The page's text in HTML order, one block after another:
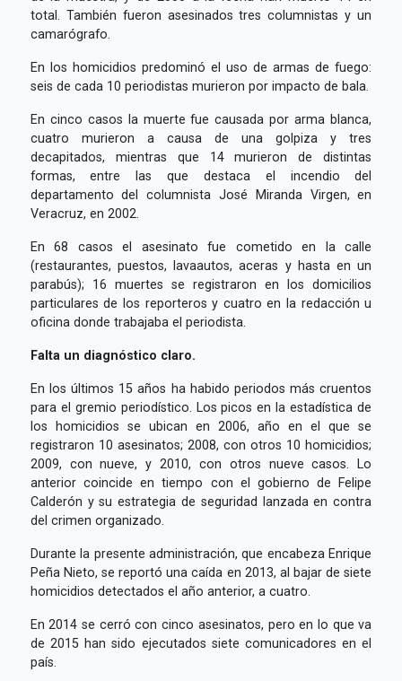
total. También fueron asesinados tres columnistas y un
camarógrafo.
En los homicidios predominó el uso de armas de fuego:
seis de cada 10 periodistas murieron por impacto de bala.
En cinco casos la muerte fue causada por arma blanca,
cuatro murieron a causa de una golpiza y tres
decapitados, mientras que 14 murieron de distintas
formas, entre las que destaca el incendio del
departamento del columnista José Miranda Virgen, en
Veracruz, en 2002.
En 68 casos el asesinato fue cometido en la calle
(restaurantes, puestos, lavaautos, aceras y hasta en un
parabús); 16 muertes se registraron en los domicilios
particulares de los reporteros y cuatro en la redacción u
oficina donde trabajaba el periodista.
Falta un diagnóstico claro.
En los últimos 15 años ha habido periodos más cruentos
para el gremio periodístico. Los picos en la estadística de
los homicidios se ubican en 2006, año en el que se
registraron 10 asesinatos; 2008, con otros 10 homicidios;
2009, con nueve, y 2010, con otros nueve casos. Lo
anterior coincide en tiempo con el gobierno de Felipe
Calderón y su estrategia de seguridad lanzada en contra
del crimen organizado.
Durante la presente administración, que encabeza Enrique
Peña Nieto, se reportó una caída en 2013, al bajar de siete
homicidios detectados el año anterior, a cuatro.
En 2014 se cerró con cinco asesinatos, pero en lo que va
de 2015 han sido ejecutados siete comunicadores en el
país.